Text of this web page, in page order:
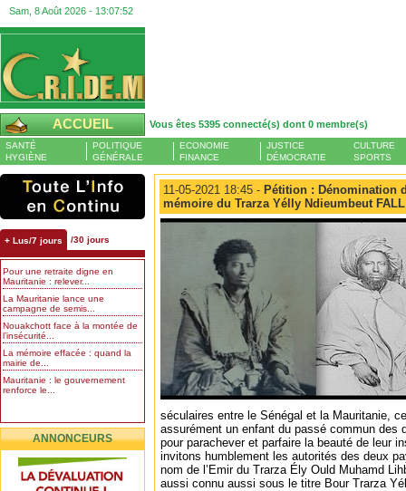
Sam, 8 Août 2026 - 13:07:53
ACCUEIL Vous êtes 5395 connecté(s) dont 0 membre(s)
SANTÉ
HYGIÈNE
POLITIQUE
GÉNÉRALE
ECONOMIE
FINANCE
JUSTICE
DÉMOCRATIE
CULTURE
SPORTS
+ Lus/7 jours /30 jours
Pour une retraite digne en
Mauritanie : relever...
La Mauritanie lance une
campagne de semis...
Nouakchott face à la montée de
l’insécurité...
La mémoire effacée : quand la
mairie de...
Mauritanie : le gouvernement
renforce le...
ANNONCEURS
11-05-2021 18:45 - Pétition : Dénomination
mémoire du Trarza Yélly Ndieumbeut FALL
séculaires entre le Sénégal et la Mauritanie,
assurément un enfant du passé commun des
pour parachever et parfaire la beauté de leur
invitons humblement les autorités des deux
nom de l’Emir du Trarza Ély Ould Muhamd
aussi connu aussi sous le titre Bour Trarza